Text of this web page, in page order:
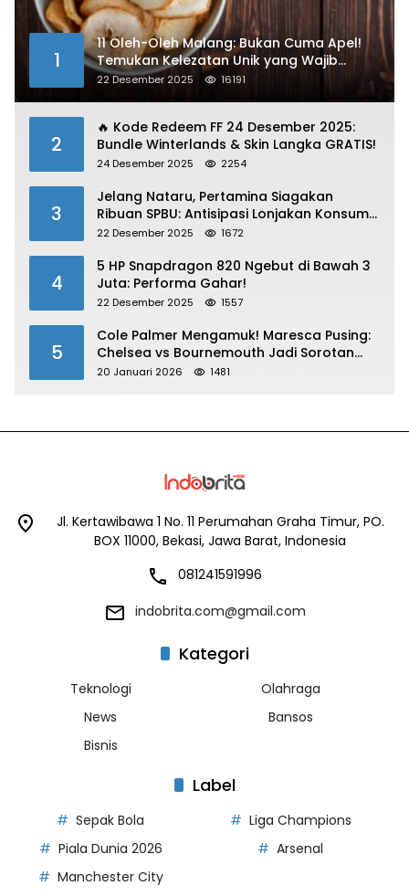
1
11 Oleh-Oleh Malang: Bukan Cuma Apel!
Temukan Kelezatan Unik yang Wajib
Dibawa
22 Desember 2025 16191
2
🔥 Kode Redeem FF 24 Desember 2025:
Bundle Winterlands & Skin Langka GRATIS!
24 Desember 2025 2254
3
Jelang Nataru, Pertamina Siagakan
Ribuan SPBU: Antisipasi Lonjakan Konsumsi
BBM dan LPG!
22 Desember 2025 1672
4
5 HP Snapdragon 820 Ngebut di Bawah 3
Juta: Performa Gahar!
22 Desember 2025 1557
5
Cole Palmer Mengamuk! Maresca Pusing:
Chelsea vs Bournemouth Jadi Sorotan
Utama
20 Januari 2026 1481
Jl. Kertawibawa 1 No. 11 Perumahan Graha Timur, PO.
BOX 11000, Bekasi, Jawa Barat, Indonesia
081241591996
indobrita.com@gmail.com
Kategori
Teknologi
Olahraga
News
Bansos
Bisnis
Label
Sepak Bola
Liga Champions
Piala Dunia 2026
Arsenal
Manchester City